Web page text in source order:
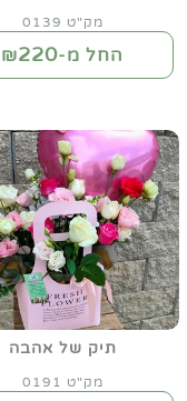
מק"ט 0139
החל מ-₪220
תיק של אהבה
מק"ט 0191